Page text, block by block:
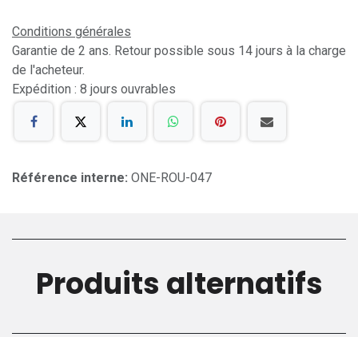
Conditions générales
Garantie de 2 ans. Retour possible sous 14 jours à la charge
de l'acheteur.
Expédition : 8 jours ouvrables
Référence interne: ONE-ROU-047
Produits alternatifs